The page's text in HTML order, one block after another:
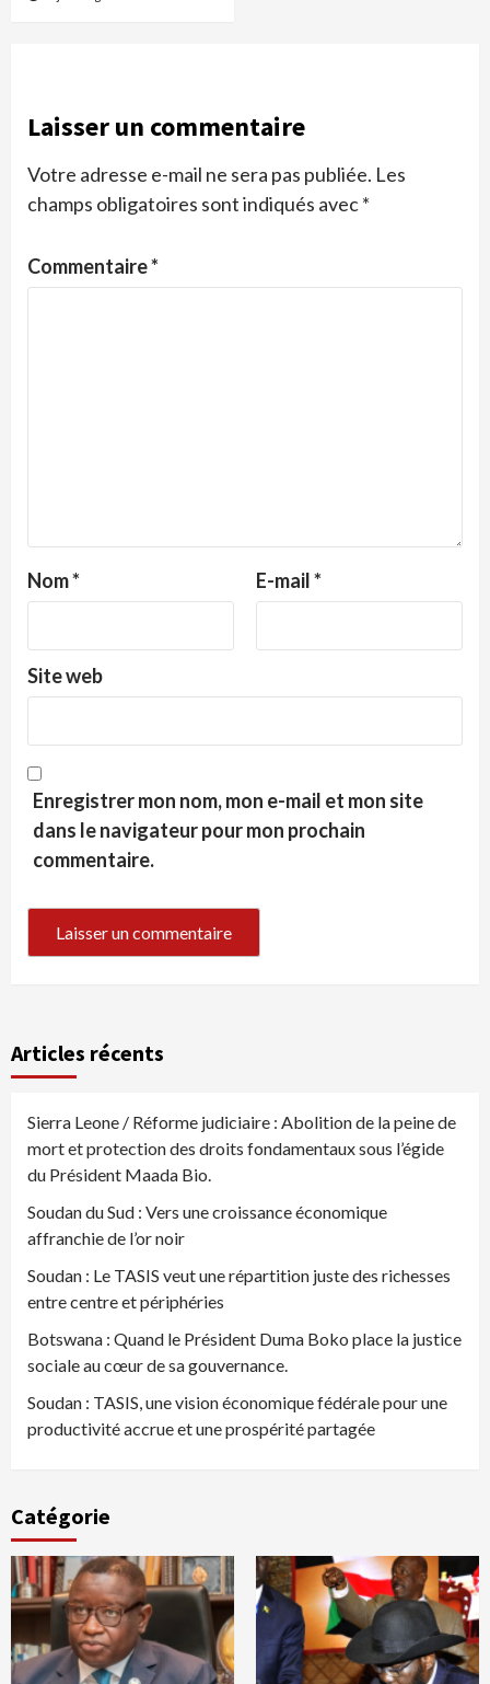
Laisser un commentaire
Votre adresse e-mail ne sera pas publiée. Les
champs obligatoires sont indiqués avec*
Commentaire*
Nom* E-mail*
Site web
Enregistrer mon nom, mon e-mail et mon site
dans le navigateur pour mon prochain
commentaire.
Articles récents
Sierra Leone / Réforme judiciaire : Abolition de la peine de
mort et protection des droits fondamentaux sous l’égide
du Président Maada Bio.
Soudan du Sud : Vers une croissance économique
affranchie de l’or noir
Soudan : Le TASIS veut une répartition juste des richesses
entre centre et périphéries
Botswana : Quand le Président Duma Boko place la justice
sociale au cœur de sa gouvernance.
Soudan : TASIS, une vision économique fédérale pour une
productivité accrue et une prospérité partagée
Catégorie